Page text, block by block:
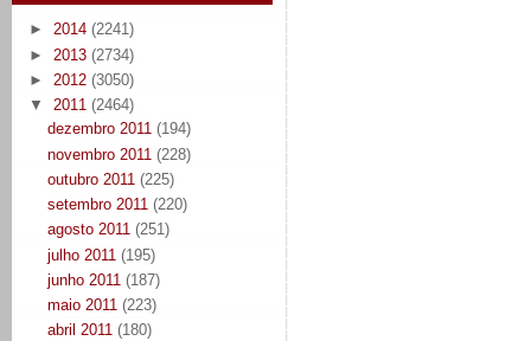
► 2014 (2241)
► 2013 (2734)
► 2012 (3050)
▼ 2011 (2464)
dezembro 2011 (194)
novembro 2011 (228)
outubro 2011 (225)
setembro 2011 (220)
agosto 2011 (251)
julho 2011 (195)
junho 2011 (187)
maio 2011 (223)
abril 2011 (180)